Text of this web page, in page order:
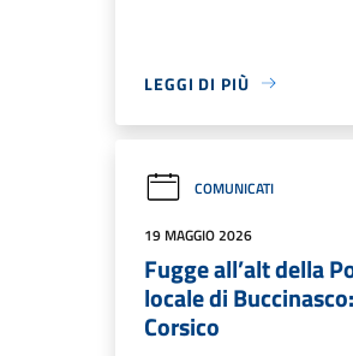
LEGGI DI PIÙ
COMUNICATI
19 MAGGIO 2026
Fugge all’alt della
locale di
Corsico